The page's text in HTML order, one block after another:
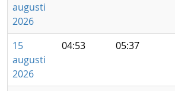
augusti
2026
15
augusti
2026
04:53 05:37